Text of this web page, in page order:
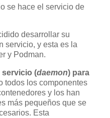
se hace el servicio de
desarrollar su
servicio, y esta es la
y Podman.
servicio (daemon) para
todos los componentes
y los han
más pequeños que se
Esta